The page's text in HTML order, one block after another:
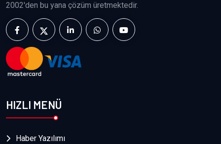
2002'den bu yana çözüm üretmektedir.
HIZLI MENÜ
Haber Yazılımı